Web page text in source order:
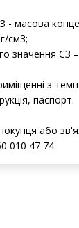
- масова
см3;
значення СЗ
з
паспорт.
або
010 47 74.